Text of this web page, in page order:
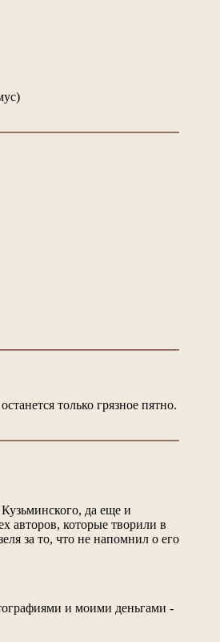
только грязное пятно.
да еще и
авторов, которые творили в
за то, что не напомнил о его
и моими деньгами -